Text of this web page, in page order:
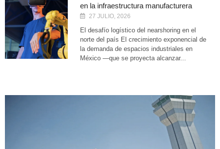
en la infraestructura manufacturera
27 JULIO, 2026
El desafío logístico del nearshoring en el
norte del país El crecimiento exponencial de
la demanda de espacios industriales en
México —que se proyecta alcanzar...